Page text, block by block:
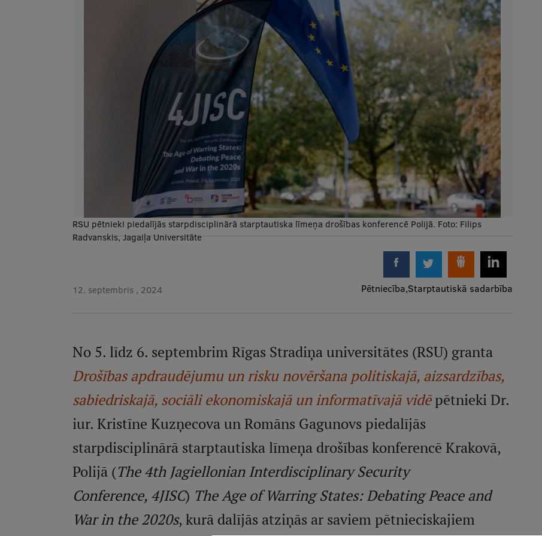
RSU pētnieki piedalījās starpdisciplinārā starptautiska līmeņa drošības konferencē Polijā. Foto: Filips
Radvanskis, Jagaiļa Universitāte
12. septembris , 2024 Pētniecība Starptautiskā sadarbība
No 5. līdz 6. septembrim Rīgas Stradiņa universitātes (RSU) granta
Drošības apdraudējumu un risku novēršana politiskajā, aizsardzības,
sabiedriskajā, sociāli ekonomiskajā un informatīvajā vidēpētnieki Dr.
iur. Kristīne Kuzņecova un Romāns Gagunovs piedalījās
starpdisciplinārā starptautiska līmeņa drošības konferencē Krakovā,
Polijā (The 4th Jagiellonian Interdisciplinary Security
Conference, 4JISC) The Age of Warring States: Debating Peace and
War in the 2020s, kurā dalījās atziņās ar saviem pētnieciskajiem